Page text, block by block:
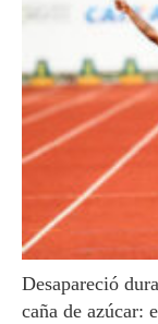
Desapareció
caña de azúcar: